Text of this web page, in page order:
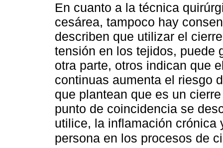
En cuanto a la técnica
cesárea, tampoco hay
describen que utilizar el
tensión en los tejidos, puede
otra parte, otros indican que
continuas aumenta el riesgo
que plantean que es un
punto de coincidencia se
utilice, la inflamación crónica
persona en los procesos de